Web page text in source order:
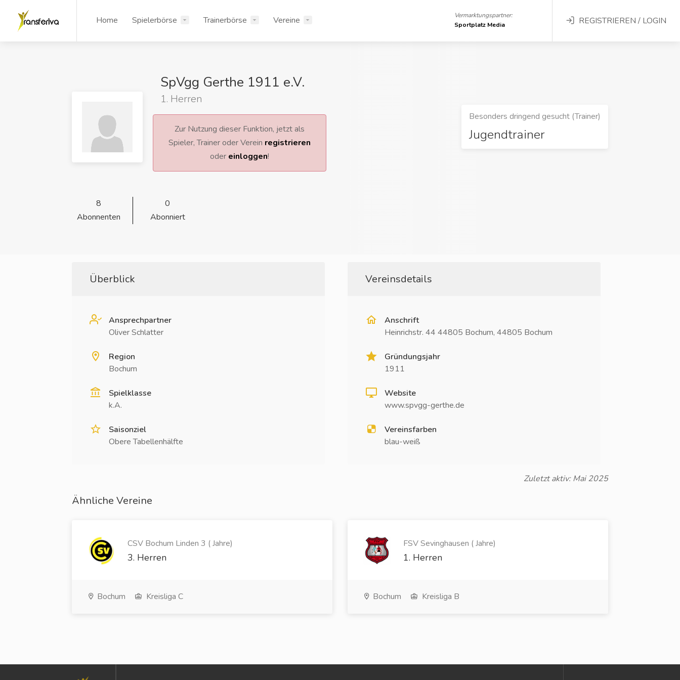
Home Spielerbörse Trainerbörse Vereine
Vermarktungspartner:
Sportplatz Media
REGISTRIEREN / LOGIN
SpVgg Gerthe 1911 e.V.
1. Herren
Zur Nutzung dieser Funktion, jetzt als
Spieler, Trainer oder Verein registrieren
oder einloggen!
Besonders dringend gesucht (Trainer)
Jugendtrainer
8
Abonnenten
0
Abonniert
Überblick
Ansprechpartner
Oliver Schlatter
Region
Bochum
Spielklasse
k.A.
Saisonziel
Obere Tabellenhälfte
Vereinsdetails
Anschrift
Heinrichstr. 44 44805 Bochum, 44805 Bochum
Gründungsjahr
1911
Website
www.spvgg-gerthe.de
Vereinsfarben
blau-weiß
Zuletzt aktiv: Mai 2025
Ähnliche Vereine
CSV Bochum Linden 3 ( Jahre)
3. Herren
Bochum Kreisliga C
FSV Sevinghausen ( Jahre)
1. Herren
Bochum Kreisliga B